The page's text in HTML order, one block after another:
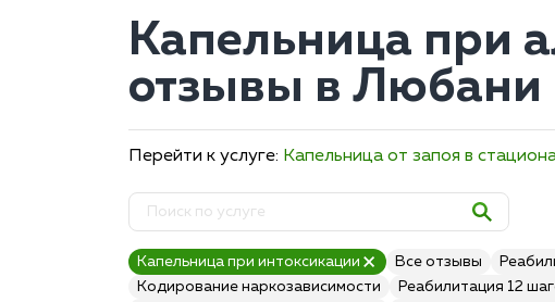
Капельница при
отзывы в Любани
Перейти к услуге: Капельница от запоя в
Капельница при интоксикации Все отзывы
Кодирование наркозависимости
Реабилитация 12